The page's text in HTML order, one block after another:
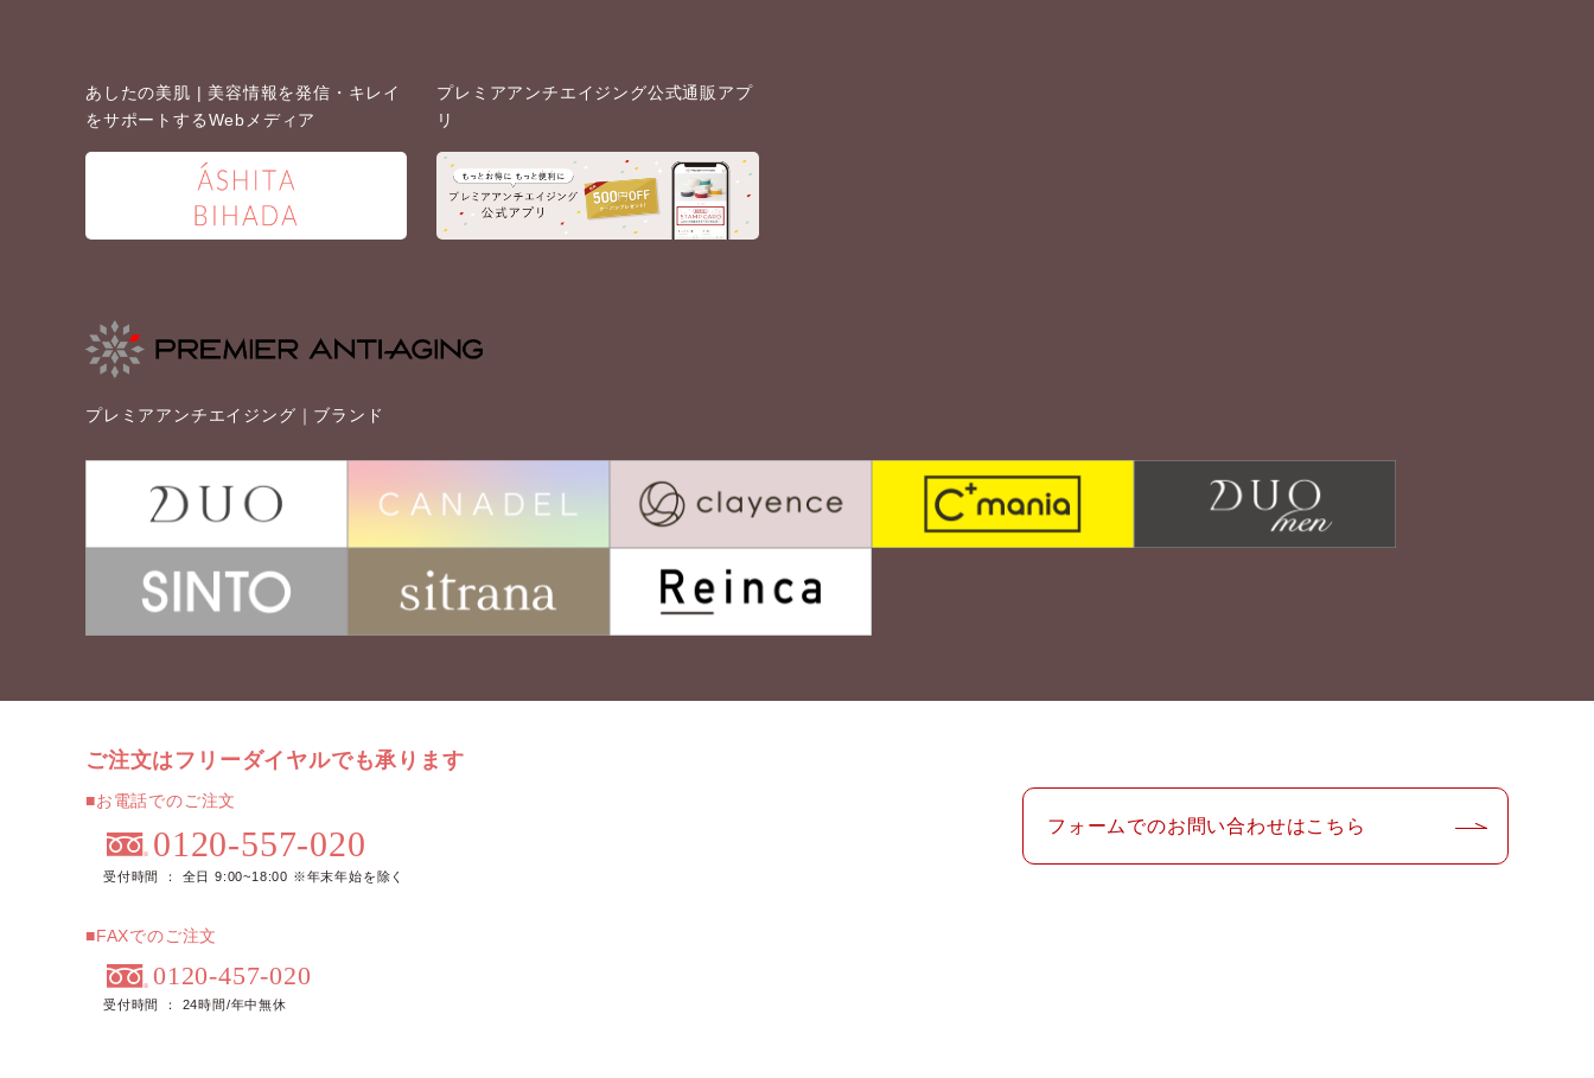
あしたの美肌 | 美容情報を発信・キレイ
をサポートするWebメディア
プレミアアンチエイジング公式通販アプ
リ
プレミアアンチエイジング｜ブランド
ご注文はフリーダイヤルでも承ります
■お電話でのご注文
0120-557-020
受付時間 ： 全日 9:00~18:00 ※年末年始を除く
■FAXでのご注文
0120-457-020
受付時間 ： 24時間/年中無休
フォームでのお問い合わせはこちら